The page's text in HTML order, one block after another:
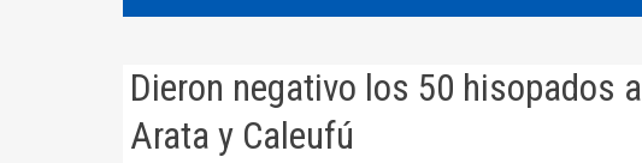
Dieron negativo los 50 hisopados
Arata y Caleufú